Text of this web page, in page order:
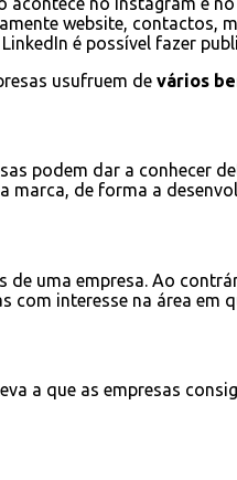
website,
é possível fazer
usufruem de vários
podem dar a conhecer
marca, de forma a
de uma empresa. Ao
com interesse na área em
a que as empresas